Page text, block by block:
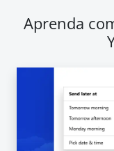
Aprenda